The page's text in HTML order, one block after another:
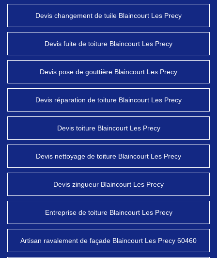
Devis changement de tuile Blaincourt Les Precy
Devis fuite de toiture Blaincourt Les Precy
Devis pose de gouttière Blaincourt Les Precy
Devis réparation de toiture Blaincourt Les Precy
Devis toiture Blaincourt Les Precy
Devis nettoyage de toiture Blaincourt Les Precy
Devis zingueur Blaincourt Les Precy
Entreprise de toiture Blaincourt Les Precy
Artisan ravalement de façade Blaincourt Les Precy 60460